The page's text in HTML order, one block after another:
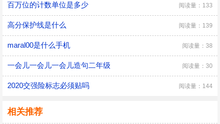
百万位的计数单位是多少 阅读量：133
高分保护线是什么 阅读量：139
maral00是什么手机 阅读量：38
一会儿一会儿一会儿造句二年级 阅读量：30
2020交强险标志必须贴吗 阅读量：144
相关推荐